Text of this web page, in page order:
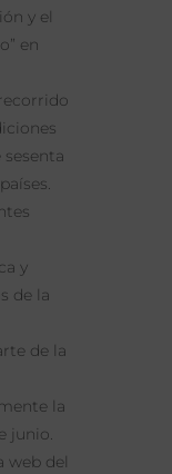
y el
en
y
de la
de la
la
junio.
web del